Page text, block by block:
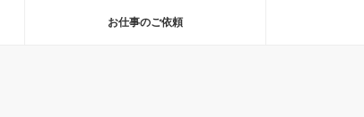
お仕事のご依頼